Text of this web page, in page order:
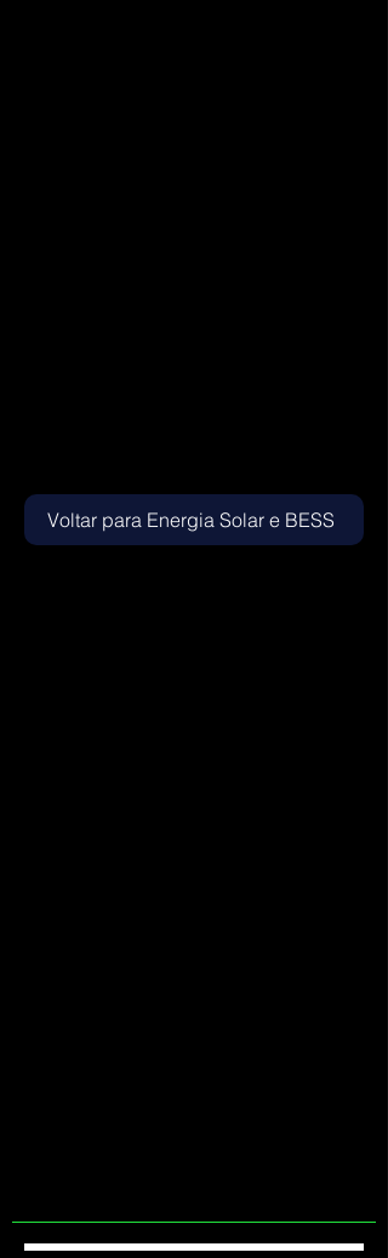
Voltar para Energia Solar e BESS